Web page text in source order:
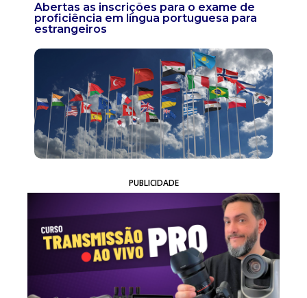
Abertas as inscrições para o exame de
proficiência em língua portuguesa para
estrangeiros
PUBLICIDADE